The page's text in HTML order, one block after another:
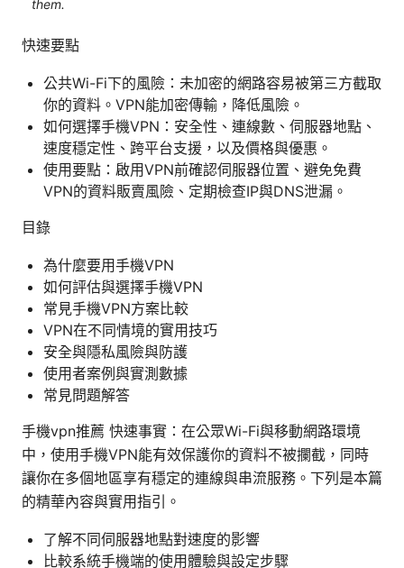
them.
快速要點
公共Wi-Fi下的風險：未加密的網路容易被第三方截取
你的資料。VPN能加密傳輸，降低風險。
如何選擇手機VPN：安全性、連線數、伺服器地點、
速度穩定性、跨平台支援，以及價格與優惠。
使用要點：啟用VPN前確認伺服器位置、避免免費
VPN的資料販賣風險、定期檢查IP與DNS泄漏。
目錄
為什麼要用手機VPN
如何評估與選擇手機VPN
常見手機VPN方案比較
VPN在不同情境的實用技巧
安全與隱私風險與防護
使用者案例與實測數據
常見問題解答
手機vpn推薦 快速事實：在公眾Wi-Fi與移動網路環境
中，使用手機VPN能有效保護你的資料不被攔截，同時
讓你在多個地區享有穩定的連線與串流服務。下列是本篇
的精華內容與實用指引。
了解不同伺服器地點對速度的影響
比較系統手機端的使用體驗與設定步驟